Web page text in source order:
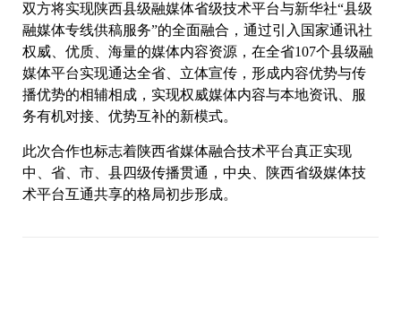
双方将实现陕西县级融媒体省级技术平台与新华社“县级
融媒体专线供稿服务”的全面融合，通过引入国家通讯社
权威、优质、海量的媒体内容资源，在全省107个县级融
媒体平台实现通达全省、立体宣传，形成内容优势与传
播优势的相辅相成，实现权威媒体内容与本地资讯、服
务有机对接、优势互补的新模式。
此次合作也标志着陕西省媒体融合技术平台真正实现
中、省、市、县四级传播贯通，中央、陕西省级媒体技
术平台互通共享的格局初步形成。